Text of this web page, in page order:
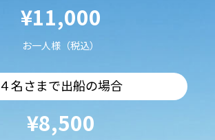
¥11,000
お一人様（税込）
４名さまで出船の場合
¥8,500